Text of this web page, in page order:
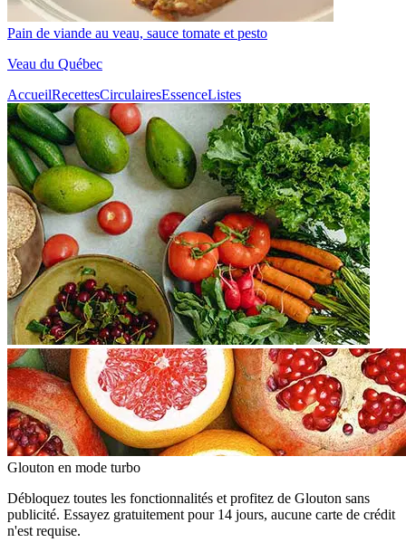
Pain de viande au veau, sauce tomate et pesto
Veau du Québec
AccueilRecettesCirculairesEssenceListes
Glouton en mode turbo
Débloquez toutes les fonctionnalités et profitez de Glouton sans
publicité. Essayez gratuitement pour 14 jours, aucune carte de crédit
n'est requise.